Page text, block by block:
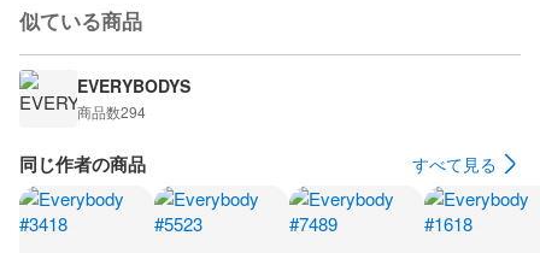
似ている商品
EVERYBODYS
商品数294
同じ作者の商品 すべて見る